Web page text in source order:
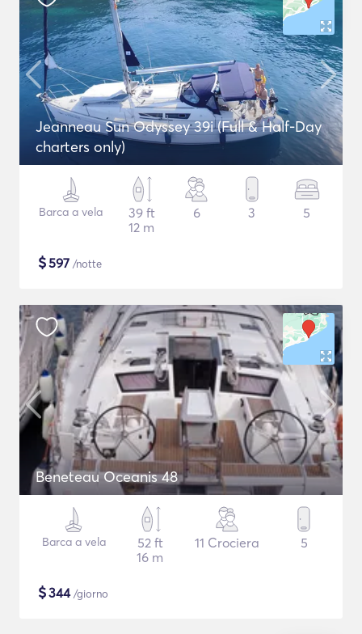
Jeanneau Sun Odyssey 39i (Full & Half-Day
charters only)
Barca a vela
39 ft
12 m
6 3 5
$597 /notte
Beneteau Oceanis 48
Barca a vela
52 ft
16 m
11 Crociera 5
$344/giorno